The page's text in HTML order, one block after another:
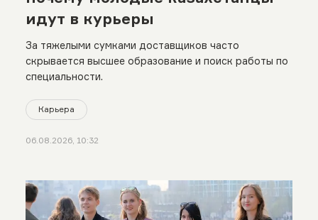
идут в курьеры
За тяжелыми сумками доставщиков часто
скрывается высшее образование и поиск работы по
специальности.
Карьера
06.08.2026, 10:32